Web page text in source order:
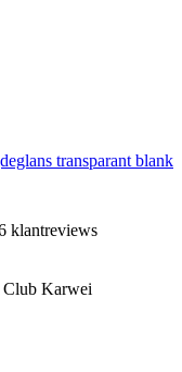
transparant blank
klantreviews
Club Karwei